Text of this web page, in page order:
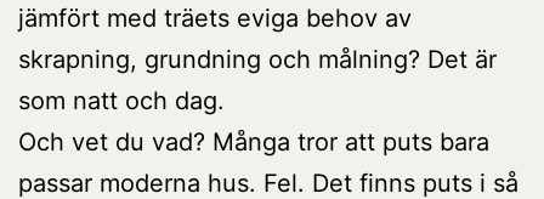
jämfört med träets eviga behov av
skrapning, grundning och målning? Det är
som natt och dag.
Och vet du vad? Många tror att puts bara
passar moderna hus. Fel. Det finns puts i så